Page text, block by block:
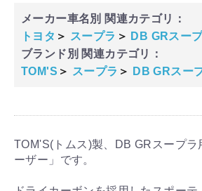
メーカー車名別 関連カテゴリ：
トヨタ ＞ スープラ ＞ DB GRスー
ブランド別 関連カテゴリ：
TOM'S ＞ スープラ ＞ DB GRスー
TOM'S(トムス)製、DB GRスープラ
ーザー」です。